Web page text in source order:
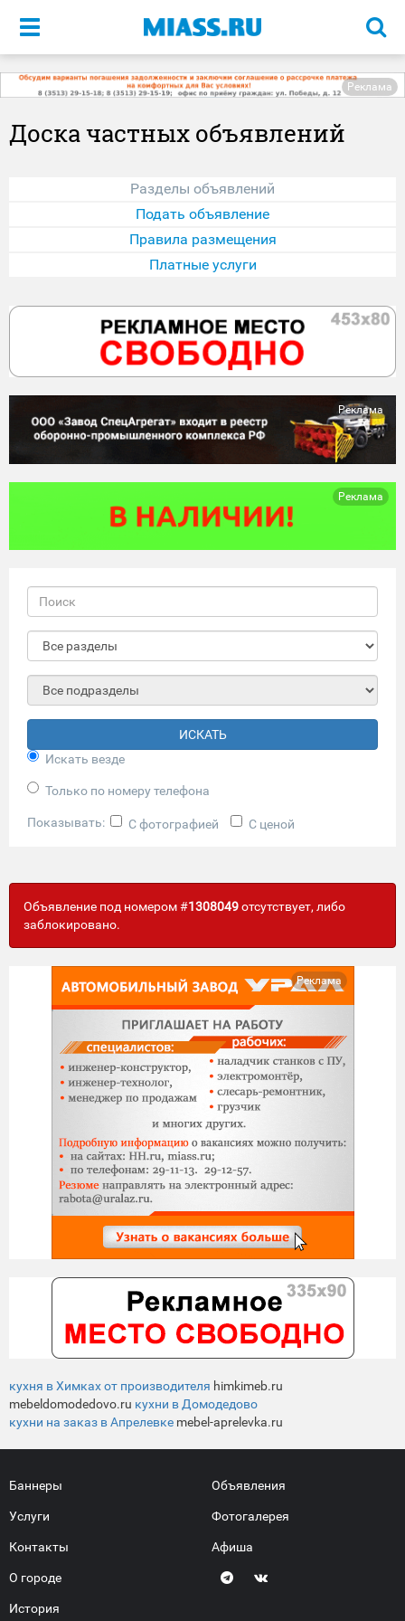
Меню
Реклама
Доска частных объявлений
Разделы объявлений
Подать объявление
Правила размещения
Платные услуги
Реклама
Реклама
ИСКАТЬ
Искать везде
Только по номеру телефона
Показывать: С фотографией С ценой
Объявление под номером #1308049отсутствует, либо
заблокировано.
Реклама
кухня в Химках от производителя himkimeb.ru
mebeldomodedovo.ru кухни в Домодедово
кухни на заказ в Апрелевке mebel-aprelevka.ru
Баннеры
Услуги
Контакты
О городе
История
Объявления
Фотогалерея
Афиша